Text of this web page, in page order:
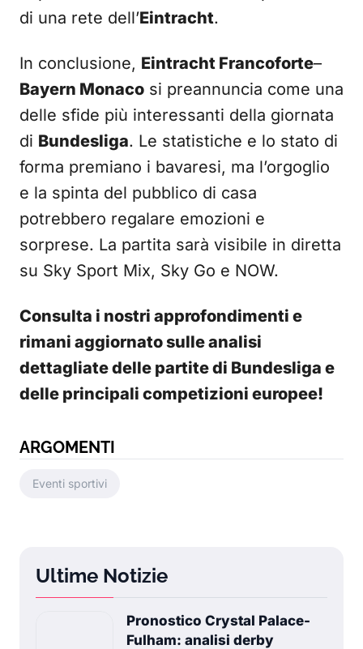
di una rete dell’Eintracht.
In conclusione, Eintracht Francoforte–
Bayern Monaco si preannuncia come una
delle sfide più interessanti della giornata
di Bundesliga. Le statistiche e lo stato di
forma premiano i bavaresi, ma l’orgoglio
e la spinta del pubblico di casa
potrebbero regalare emozioni e
sorprese. La partita sarà visibile in diretta
su Sky Sport Mix, Sky Go e NOW.
Consulta i nostri approfondimenti e
rimani aggiornato sulle analisi
dettagliate delle partite di Bundesliga e
delle principali competizioni europee!
ARGOMENTI
Eventi sportivi
Ultime Notizie
Pronostico Crystal Palace-
Fulham: analisi derby